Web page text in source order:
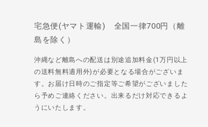
宅急便(ヤマト運輸) 全国一律700円（離
島を除く）
沖縄など離島への配送は別途追加料金(1万円以上
の送料無料適用外)が必要となる場合がございま
す。お届け日時のご指定等ご希望がございました
ら予めご連絡ください。出来るだけ対応できるよ
うにいたします。